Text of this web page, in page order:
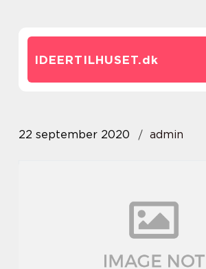
IDEERTILHUSET.dk
22 september 2020 admin